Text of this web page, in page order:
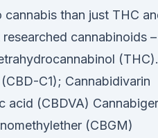
than just THC
cannabinoids –
(THC).
C1); Cannabidivarin
acid (CBDVA)
(CBGM)